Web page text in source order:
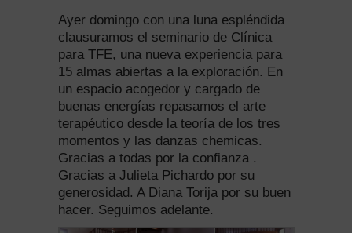
Ayer domingo con una luna espléndida
clausuramos el seminario de Clínica
para TFE, una nueva experiencia para
15 almas abiertas a la exploración. En
un espacio acogedor y cargado de
buenas energías repasamos el arte
terapéutico desde la teoría de los tres
momentos y las danzas chemicas.
Gracias a todas por la confianza .
Gracias a Julieta Pichardo por su
generosidad. A Diana Torija por su buen
hacer. Seguimos adelante.